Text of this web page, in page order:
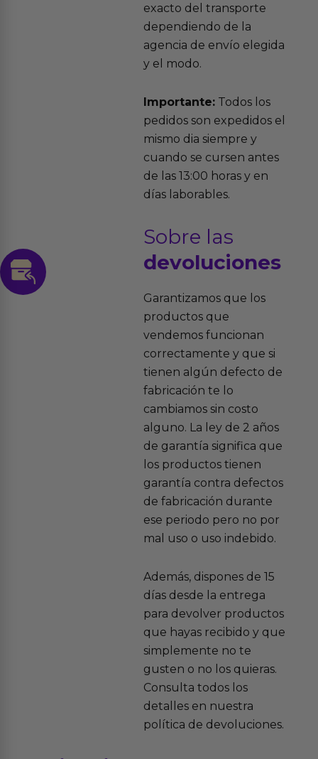
exacto del transporte
dependiendo de la
agencia de envío elegida
y el modo.
Importante:Todos los
pedidos son expedidos el
mismo dia siempre y
cuando se cursen antes
de las 13:00 horas y en
días laborables.
Sobre las
devoluciones
Garantizamos que los
productos que
vendemos funcionan
correctamente y que si
tienen algún defecto de
fabricación te lo
cambiamos sin costo
alguno. La ley de 2 años
de garantía significa que
los productos tienen
garantía contra defectos
de fabricación durante
ese periodo pero no por
mal uso o uso indebido.
Además, dispones de 15
días desde la entrega
para devolver productos
que hayas recibido y que
simplemente no te
gusten o no los quieras.
Consulta todos los
detalles en nuestra
política de devoluciones.